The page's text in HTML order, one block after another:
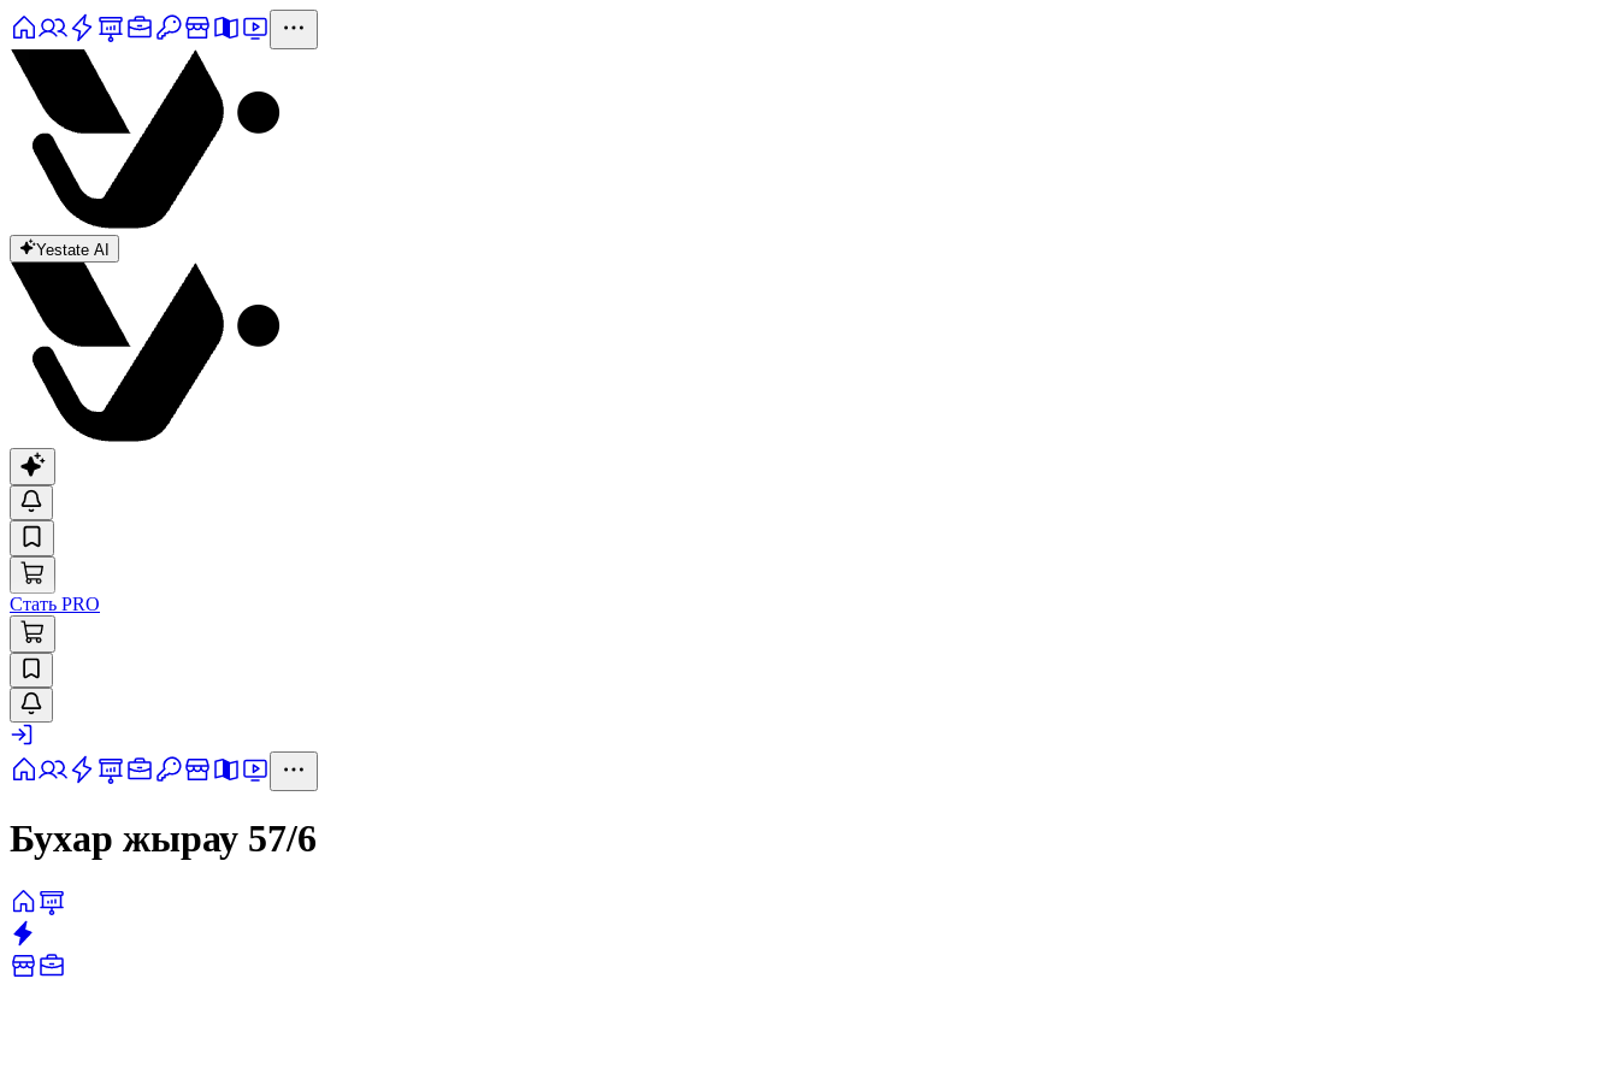
Yestate AI
Стать PRO
Бухар жырау 57/6